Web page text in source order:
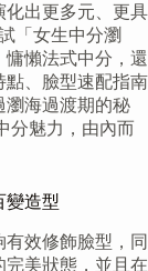
化出更多元、更具
「女生中分瀏
懶法式中分，還
點、臉型速配指南
瀏海過渡期的秘
分魅力，由內而
變造型
效修飾臉型，同
美狀態，並且在